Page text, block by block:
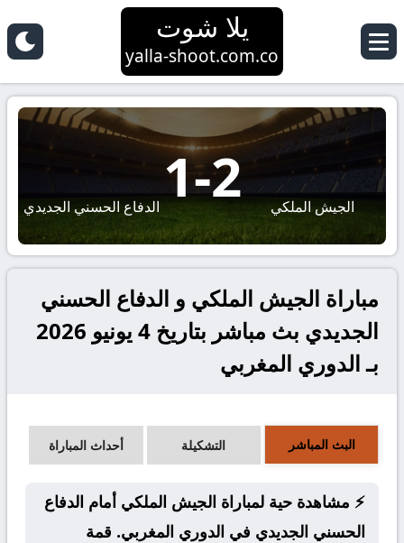
يلا شوت
yalla-shoot.com.co
الجيش الملكي 2
-
1الدفاع الحسني الجديدي
مباراة الجيش الملكي و الدفاع الحسني
الجديدي بث مباشر بتاريخ 4 يونيو 2026
بـ الدوري المغربي
البث المباشر التشكيلة أحداث المباراة
⚡ مشاهدة حية لمباراة الجيش الملكي أمام الدفاع
الحسني الجديدي في الدوري المغربي. قمة